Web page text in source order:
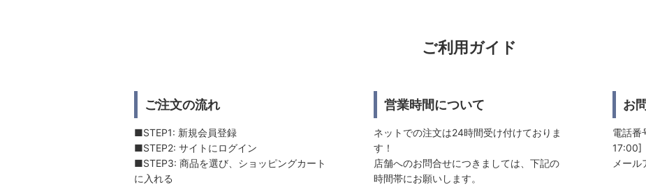
ご利用ガイド
ご注文の流れ
■STEP1: 新規会員登録
■STEP2: サイトにログイン
■STEP3: 商品を選び、ショッピングカート
に入れる
営業時間について
ネットでの注文は24時間受け付けておりま
す！
店舗へのお問合せにつきましては、下記の
時間帯にお願いします。
お
電話
17:00]
メール